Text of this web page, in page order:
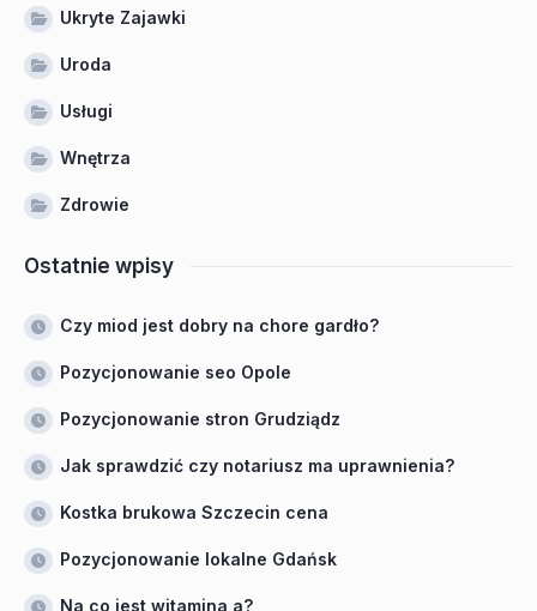
Ukryte Zajawki
Uroda
Usługi
Wnętrza
Zdrowie
Ostatnie wpisy
Czy miod jest dobry na chore gardło?
Pozycjonowanie seo Opole
Pozycjonowanie stron Grudziądz
Jak sprawdzić czy notariusz ma uprawnienia?
Kostka brukowa Szczecin cena
Pozycjonowanie lokalne Gdańsk
Na co jest witamina a?